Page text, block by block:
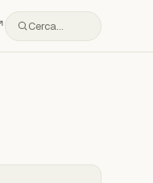
Cerca…